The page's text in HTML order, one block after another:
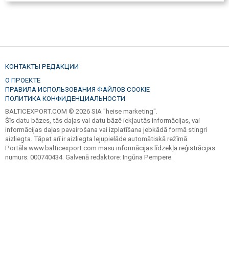
КОНТАКТЫ РЕДАКЦИИ
О ПРОЕКТЕ
ПРАВИЛА ИСПОЛЬЗОВАНИЯ ФАЙЛОВ COOKIE
ПОЛИТИКА КОНФИДЕНЦИАЛЬНОСТИ
BALTICEXPORT.COM © 2026 SIA "heise marketing".
Šīs datu bāzes, tās daļas vai datu bāzē iekļautās informācijas, vai
informācijas daļas pavairošana vai izplatīšana jebkādā formā stingri
aizliegta. Tāpat arī ir aizliegta lejupielāde automātiskā režīmā.
Portāla www.balticexport.com masu informācijas līdzekļa reģistrācijas
numurs: 000740434. Galvenā redaktore: Ingūna Pempere.